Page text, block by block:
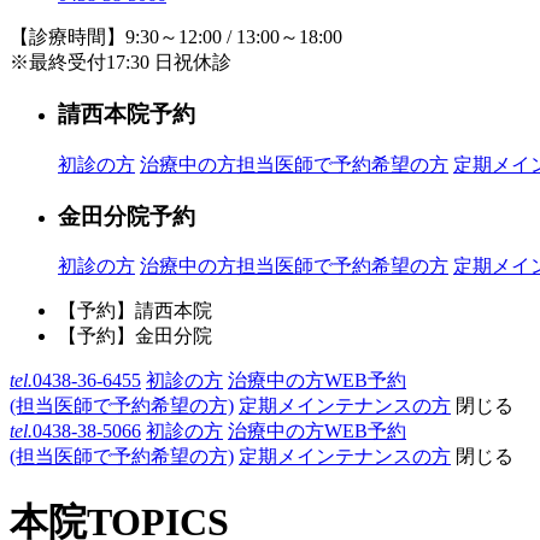
【診療時間】9:30～12:00 / 13:00～18:00
※最終受付17:30 日祝休診
請西本院予約
初診の方 治療中の方担当医師で予約希望の方 定期メイ
金田分院予約
初診の方 治療中の方担当医師で予約希望の方 定期メイ
【予約】請西本院
【予約】金田分院
tel.0438-36-6455 初診の方 治療中の方WEB予約
(担当医師で予約希望の方) 定期メインテナンスの方 閉じる
tel.0438-38-5066 初診の方 治療中の方WEB予約
(担当医師で予約希望の方) 定期メインテナンスの方 閉じる
本院TOPICS